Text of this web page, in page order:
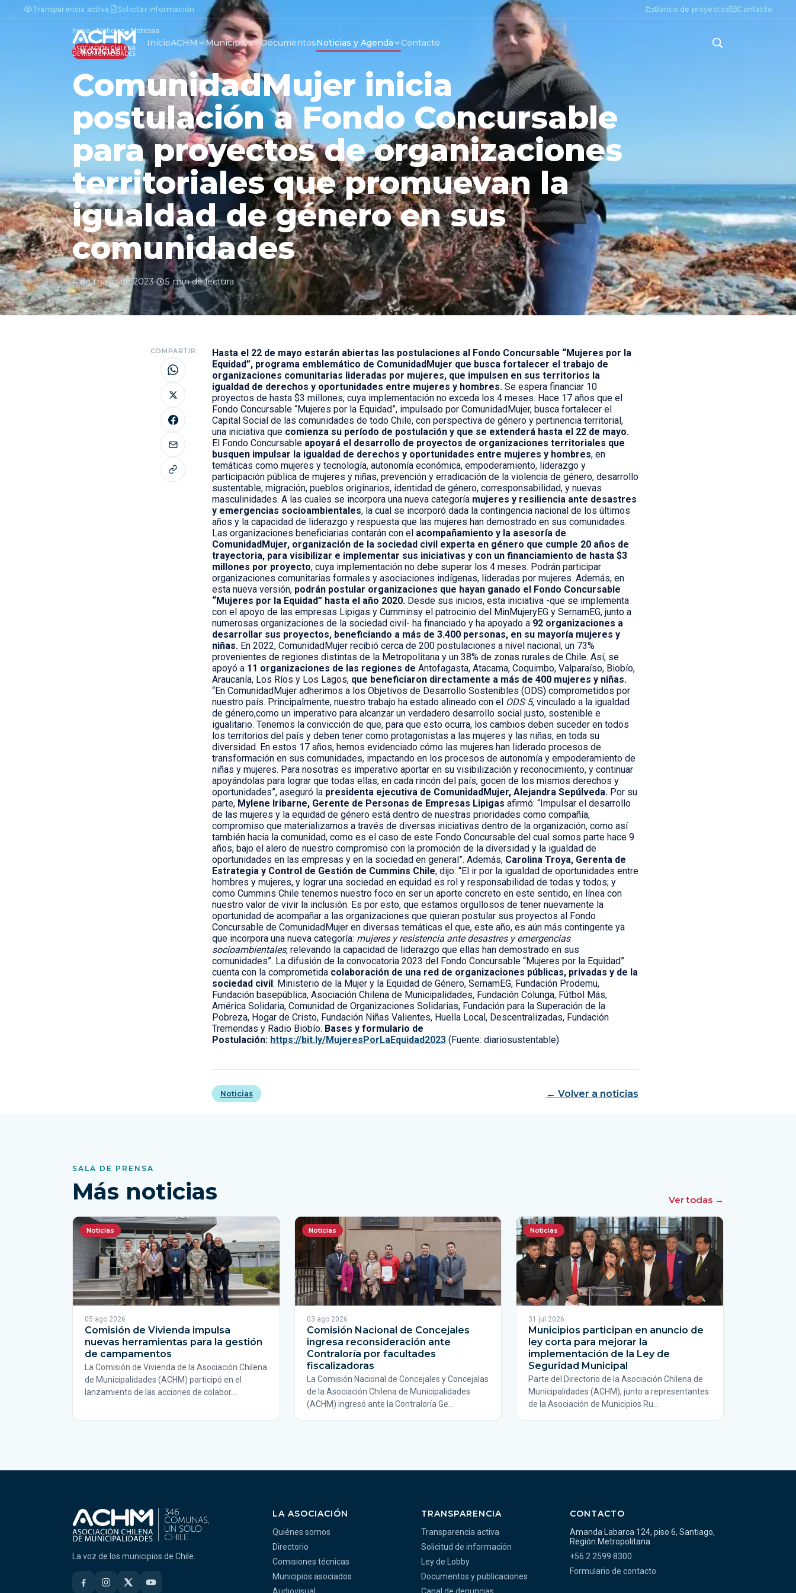
Transparencia activa Solicitar información Banco de proyectos Contacto
InicioACHM Municipios DocumentosNoticias y Agenda Contacto
Inicio›Noticias› Noticias
NOTICIAS
ComunidadMujer inicia
postulación a Fondo Concursable
para proyectos de organizaciones
territoriales que promuevan la
igualdad de género en sus
comunidades
4 de mayo de 2023· 5 min de lectura
COMPARTIR
Hasta el 22 de mayo estarán abiertas las postulaciones al Fondo Concursable “Mujeres por la
Equidad”, programa emblemático de ComunidadMujer que busca fortalecer el trabajo de
organizaciones comunitarias lideradas por mujeres, que impulsen en sus territorios la
igualdad de derechos y oportunidades entre mujeres y hombres. Se espera financiar 10
proyectos de hasta $3 millones, cuya implementación no exceda los 4 meses. Hace 17 años que el
Fondo Concursable “Mujeres por la Equidad”, impulsado por ComunidadMujer, busca fortalecer el
Capital Social de las comunidades de todo Chile, con perspectiva de género y pertinencia territorial,
una iniciativa que comienza su período de postulación y que se extenderá hasta el 22 de mayo.
El Fondo Concursable apoyará el desarrollo de proyectos de organizaciones territoriales que
busquen impulsar la igualdad de derechos y oportunidades entre mujeres y hombres, en
temáticas como mujeres y tecnología, autonomía económica, empoderamiento, liderazgo y
participación pública de mujeres y niñas, prevención y erradicación de la violencia de género, desarrollo
sustentable, migración, pueblos originarios, identidad de género, corresponsabilidad, y nuevas
masculinidades. A las cuales se incorpora una nueva categoría mujeres y resiliencia ante desastres
y emergencias socioambientales, la cual se incorporó dada la contingencia nacional de los últimos
años y la capacidad de liderazgo y respuesta que las mujeres han demostrado en sus comunidades.
Las organizaciones beneficiarias contarán con el acompañamiento y la asesoría de
ComunidadMujer, organización de la sociedad civil experta en género que cumple 20 años de
trayectoria, para visibilizar e implementar sus iniciativas y con un financiamiento de hasta $3
millones por proyecto, cuya implementación no debe superar los 4 meses. Podrán participar
organizaciones comunitarias formales y asociaciones indígenas, lideradas por mujeres. Además, en
esta nueva versión, podrán postular organizaciones que hayan ganado el Fondo Concursable
“Mujeres por la Equidad” hasta el año 2020. Desde sus inicios, esta iniciativa -que se implementa
con el apoyo de las empresas Lipigas y Cumminsy el patrocinio del MinMujeryEG y SernamEG, junto a
numerosas organizaciones de la sociedad civil- ha financiado y ha apoyado a 92 organizaciones a
desarrollar sus proyectos, beneficiando a más de 3.400 personas, en su mayoría mujeres y
niñas. En 2022, ComunidadMujer recibió cerca de 200 postulaciones a nivel nacional, un 73%
provenientes de regiones distintas de la Metropolitana y un 38% de zonas rurales de Chile. Así, se
apoyó a 11 organizaciones de las regiones de Antofagasta, Atacama, Coquimbo, Valparaíso, Biobío,
Araucanía, Los Ríos y Los Lagos, que beneficiaron directamente a más de 400 mujeres y niñas.
“En ComunidadMujer adherimos a los Objetivos de Desarrollo Sostenibles (ODS) comprometidos por
nuestro país. Principalmente, nuestro trabajo ha estado alineado con el ODS 5, vinculado a la igualdad
de género,como un imperativo para alcanzar un verdadero desarrollo social justo, sostenible e
igualitario. Tenemos la convicción de que, para que esto ocurra, los cambios deben suceder en todos
los territorios del país y deben tener como protagonistas a las mujeres y las niñas, en toda su
diversidad. En estos 17 años, hemos evidenciado cómo las mujeres han liderado procesos de
transformación en sus comunidades, impactando en los procesos de autonomía y empoderamiento de
niñas y mujeres. Para nosotras es imperativo aportar en su visibilización y reconocimiento, y continuar
apoyándolas para lograr que todas ellas, en cada rincón del país, gocen de los mismos derechos y
oportunidades”, aseguró la presidenta ejecutiva de ComunidadMujer, Alejandra Sepúlveda. Por su
parte, Mylene Iribarne, Gerente de Personas de Empresas Lipigas afirmó: “Impulsar el desarrollo
de las mujeres y la equidad de género está dentro de nuestras prioridades como compañía,
compromiso que materializamos a través de diversas iniciativas dentro de la organización, como así
también hacia la comunidad, como es el caso de este Fondo Concursable del cual somos parte hace 9
años, bajo el alero de nuestro compromiso con la promoción de la diversidad y la igualdad de
oportunidades en las empresas y en la sociedad en general”. Además, Carolina Troya, Gerenta de
Estrategia y Control de Gestión de Cummins Chile, dijo: “El ir por la igualdad de oportunidades entre
hombres y mujeres, y lograr una sociedad en equidad es rol y responsabilidad de todas y todos; y
como Cummins Chile tenemos nuestro foco en ser un aporte concreto en este sentido, en línea con
nuestro valor de vivir la inclusión. Es por esto, que estamos orgullosos de tener nuevamente la
oportunidad de acompañar a las organizaciones que quieran postular sus proyectos al Fondo
Concursable de ComunidadMujer en diversas temáticas el que, este año, es aún más contingente ya
que incorpora una nueva categoría: mujeres y resistencia ante desastres y emergencias
socioambientales, relevando la capacidad de liderazgo que ellas han demostrado en sus
comunidades”. La difusión de la convocatoria 2023 del Fondo Concursable “Mujeres por la Equidad”
cuenta con la comprometida colaboración de una red de organizaciones públicas, privadas y de la
sociedad civil: Ministerio de la Mujer y la Equidad de Género, SernamEG, Fundación Prodemu,
Fundación basepública, Asociación Chilena de Municipalidades, Fundación Colunga, Fútbol Más,
América Solidaria, Comunidad de Organizaciones Solidarias, Fundación para la Superación de la
Pobreza, Hogar de Cristo, Fundación Niñas Valientes, Huella Local, Descentralizadas, Fundación
Tremendas y Radio Biobío. Bases y formulario de
Postulación: https://bit.ly/MujeresPorLaEquidad2023 (Fuente: diariosustentable)
Noticias ← Volver a noticias
SALA DE PRENSA
Más noticias Ver todas →
Noticias
05 ago 2026
Comisión de Vivienda impulsa
nuevas herramientas para la gestión
de campamentos
La Comisión de Vivienda de la Asociación Chilena
de Municipalidades (ACHM) participó en el
lanzamiento de las acciones de colabor…
Noticias
03 ago 2026
Comisión Nacional de Concejales
ingresa reconsideración ante
Contraloría por facultades
fiscalizadoras
La Comisión Nacional de Concejales y Concejalas
de la Asociación Chilena de Municipalidades
(ACHM) ingresó ante la Contraloría Ge…
Noticias
31 jul 2026
Municipios participan en anuncio de
ley corta para mejorar la
implementación de la Ley de
Seguridad Municipal
Parte del Directorio de la Asociación Chilena de
Municipalidades (ACHM), junto a representantes
de la Asociación de Municipios Ru…
La voz de los municipios de Chile.
LA ASOCIACIÓN
Quiénes somos
Directorio
Comisiones técnicas
Municipios asociados
TRANSPARENCIA
Transparencia activa
Solicitud de información
Ley de Lobby
Documentos y publicaciones
CONTACTO
Amanda Labarca 124, piso 6, Santiago,
Región Metropolitana
+56 2 2599 8300
Formulario de contacto